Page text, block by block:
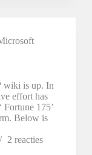
wiki is up. In
effort has
Fortune 175’
Below is
2 reacties